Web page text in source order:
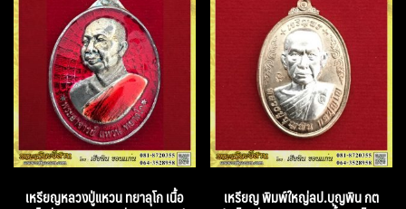
เหรียญหลวงปู่แหวน ทยาลุโก เนื้อ เหรียญ พิมพ์ใหญ่ลป.บุญพิน กต